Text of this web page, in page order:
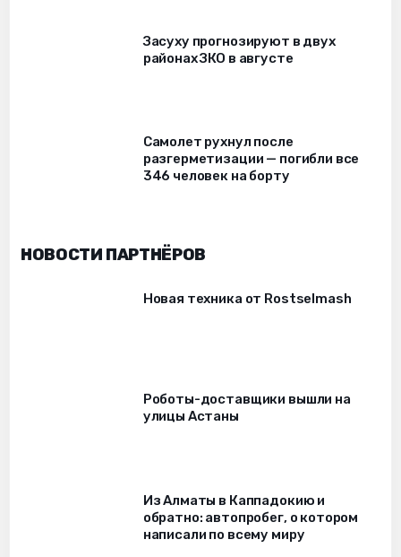
Засуху прогнозируют в двух
районах ЗКО в августе
Самолет рухнул после
разгерметизации — погибли все
346 человек на борту
НОВОСТИ ПАРТНЁРОВ
Новая техника от Rostselmash
Роботы-доставщики вышли на
улицы Астаны
Из Алматы в Каппадокию и
обратно: автопробег, о котором
написали по всему миру